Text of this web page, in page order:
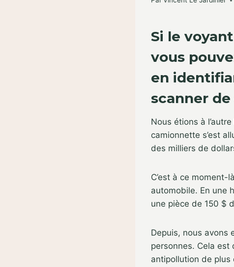
Si le
vous
en
scanner
Nous étions à
camionnette s’est
des milliers de
C’est à ce
automobile. En une
une pièce de 150 $
Depuis, nous avons
personnes. Cela
antipollution de plus